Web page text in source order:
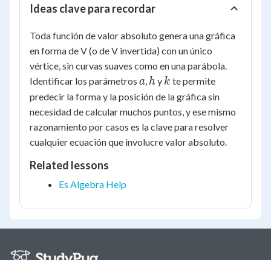
Ideas clave para recordar
Toda función de valor absoluto genera una gráfica
en forma de V (o de V invertida) con un único
vértice, sin curvas suaves como en una parábola.
Identificar los parámetros a
a, h
hy k
k te permite
predecir la forma y la posición de la gráfica sin
necesidad de calcular muchos puntos, y ese mismo
razonamiento por casos es la clave para resolver
cualquier ecuación que involucre valor absoluto.
Related lessons
Es Algebra Help